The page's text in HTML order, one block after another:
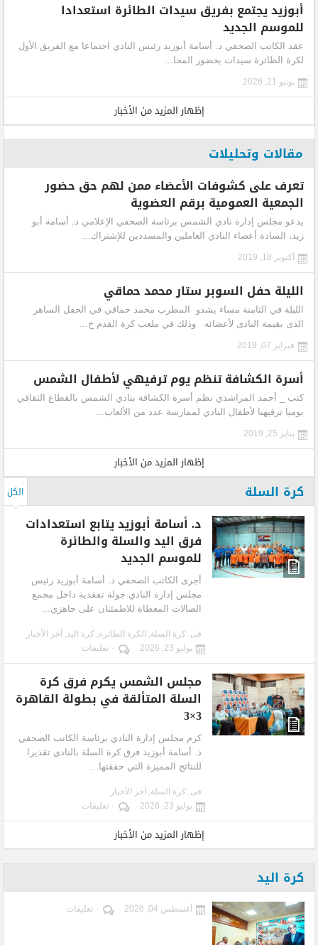
أبوزيد يجتمع بفريق سيدات الطائرة استعدادا
للموسم الجديد
عقد الكاتب الصحفي د. أسامة أبوزيد رئيس النادي اجتماعا مع الفريق الأول
لكرة الطائرة سيدات بحضور المحا...
يونيو 21, 2026
إظهار المزيد من الأخبار
مقالات وتحليلات
تعرف على كشوفات الأعضاء ممن لهم حق حضور
الجمعية العمومية برقم العضوية
يدعو مجلس إدارة نادي الشمس برئاسة الصحفي الإعلامي د. أسامة أبو
زيد، السادة أعضاء النادي العاملين والمسددين للإشتراك...
أكتوبر 18, 2019
الليلة حفل السوبر ستار محمد حماقي
الليلة في الثامنة مساء يشدو المطرب محمد حماقي في الحفل الساهر
الذى بقيمة النادى لأعضائه وذلك في ملعب كرة القدم خ...
فبراير 07, 2019
أسرة الكشافة تنظم يوم ترفيهي لأطفال الشمس
كتب _ أحمد المراشدي نظم أسرة الكشافة بنادي الشمس بالقطاع الثقافي
يوميا ترفيهيا لأطفال النادي لممارسة عدد من الألعاب...
يناير 25, 2019
إظهار المزيد من الأخبار
كرة السلة الكل
د. أسامة أبوزيد يتابع استعدادات
فرق اليد والسلة والطائرة
للموسم الجديد
أجرى الكاتب الصحفي د. أسامة أبوزيد رئيس
مجلس إدارة النادي جولة تفقدية داخل مجمع
الصالات المغطاة للاطمئنان على جاهزي...
فى :كرة السلة, الكرة الطائرة,كرة اليد, آخر الأخبار
يوليو 23, 2026
٠ تعليقات
مجلس الشمس يكرم فرق كرة
السلة المتألقة في بطولة القاهرة
3×3
كرم مجلس إدارة النادي برئاسة الكاتب الصحفي
د. أسامة أبوزيد فرق كرة السلة بالنادي تقديرا
للنتائج المميزة التي حققتها...
فى :كرة السلة, آخر الأخبار
يوليو 23, 2026
٠ تعليقات
إظهار المزيد من الأخبار
كرة اليد
أغسطس 04, 2026 ٠ تعليقات